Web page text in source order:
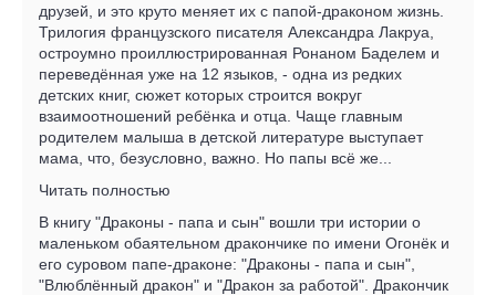
друзей, и это круто меняет их с папой-драконом жизнь.
Трилогия французского писателя Александра Лакруа,
остроумно проиллюстрированная Ронаном Баделем и
переведённая уже на 12 языков, - одна из редких
детских книг, сюжет которых строится вокруг
взаимоотношений ребёнка и отца. Чаще главным
родителем малыша в детской литературе выступает
мама, что, безусловно, важно. Но папы всё же...
Читать полностью
В книгу "Драконы - папа и сын" вошли три истории о
маленьком обаятельном дракончике по имени Огонёк и
его суровом папе-драконе: "Драконы - папа и сын",
"Влюблённый дракон" и "Дракон за работой". Дракончик